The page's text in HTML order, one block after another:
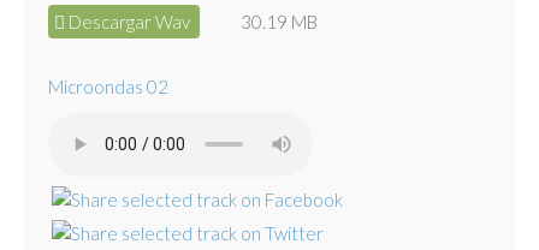
Descargar Wav 30.19 MB
Microondas 02